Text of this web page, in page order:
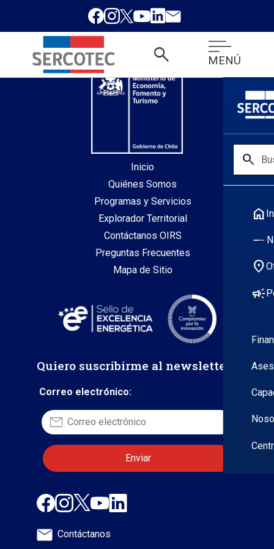
search MENÚ
search
home
location_on
campaign
desde index.php
Inicio
Quiénes Somos
Programas y Servicios
Explorador Territorial
Contáctanos OIRS
Preguntas Frecuentes
Mapa de Sitio
Quiero suscribirme al newsletter
Correo electrónico:
Contáctanos